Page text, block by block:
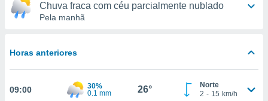
e
digital
ou
Chuva fraca com céu parcialmente nublado
Pela manhã
Horas anteriores
09:00
30%
0.1 mm
26°
Norte
2 - 15 km/h